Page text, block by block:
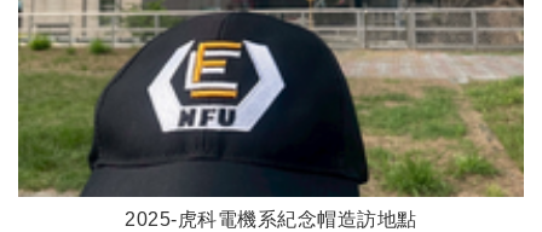
2025-虎科電機系紀念帽造訪地點